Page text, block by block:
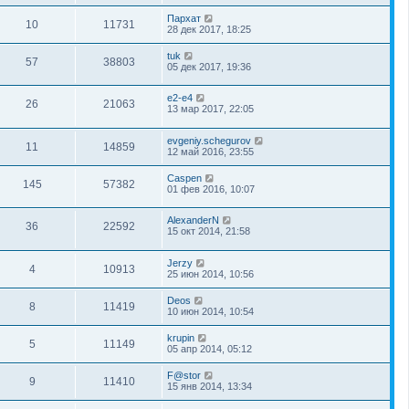
10 11731
Пархат
28 дек 2017, 18:25
57 38803
tuk
05 дек 2017, 19:36
26 21063
e2-e4
13 мар 2017, 22:05
11 14859
evgeniy.schegurov
12 май 2016, 23:55
145 57382
Caspen
01 фев 2016, 10:07
36 22592
AlexanderN
15 окт 2014, 21:58
4 10913
Jerzy
25 июн 2014, 10:56
8 11419
Deos
10 июн 2014, 10:54
5 11149
krupin
05 апр 2014, 05:12
9 11410
F@stor
15 янв 2014, 13:34